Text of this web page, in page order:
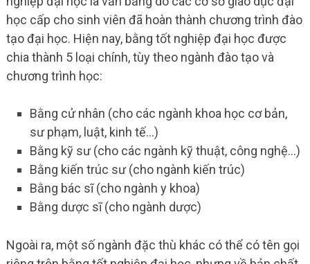
học cấp cho sinh viên đã hoàn thành chương trình đào
tạo đại học. Hiện nay, bằng tốt nghiệp đại học được
chia thành 5 loại chính, tùy theo ngành đào tạo và
chương trình học:
Bằng cử nhân (cho các ngành khoa học cơ bản,
sư phạm, luật, kinh tế…)
Bằng kỹ sư (cho các ngành kỹ thuật, công nghệ…)
Bằng kiến trúc sư (cho ngành kiến trúc)
Bằng bác sĩ (cho ngành y khoa)
Bằng dược sĩ (cho ngành dược)
Ngoài ra, một số ngành đặc thù khác có thể có tên gọi